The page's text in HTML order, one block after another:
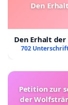
Den
Den Erhalt
702
Petition zur
der